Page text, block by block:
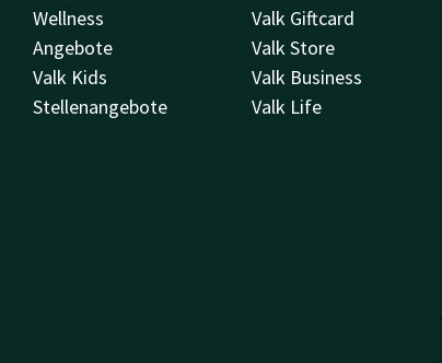
Wellness
Angebote
Valk Kids
Stellenangebote
Valk Giftcard
Valk Store
Valk Business
Valk Life